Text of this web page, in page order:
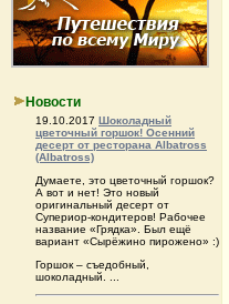
Новости
19.10.2017 Шоколадный
цветочный горшок! Осенний
десерт от ресторана Albatross
(Albatross)
Думаете, это цветочный горшок?
А вот и нет! Это новый
оригинальный десерт от
Супериор-кондитеров! Рабочее
название «Грядка». Был ещё
вариант «Сырёжино пирожено» :)
Горшок – съедобный,
шоколадный. ...